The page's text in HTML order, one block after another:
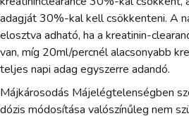
adagját 30%-kal kell csökkenteni. A
elosztva adható, ha a kreatinin-
van, míg 20ml/percnél alacsonyabb
teljes napi adag egyszerre adandó.
Májkárosodás Májelégtelenségben
dózis módosítása valószínűleg nem